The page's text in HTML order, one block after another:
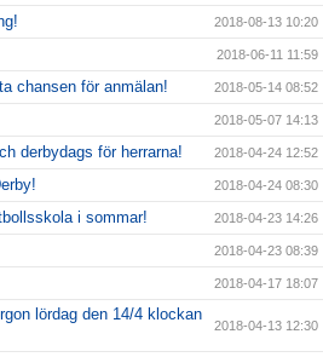
2018-08-13 10:20
2018-06-11 11:59
chansen för anmälan! 2018-05-14 08:52
2018-05-07 14:13
derbydags för herrarna! 2018-04-24 12:52
2018-04-24 08:30
i sommar! 2018-04-23 14:26
2018-04-23 08:39
2018-04-17 18:07
lördag den 14/4 klockan
2018-04-13 12:30